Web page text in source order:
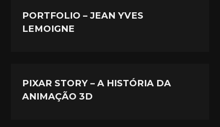
PORTFOLIO – JEAN YVES
LEMOIGNE
PIXAR STORY – A HISTÓRIA DA
ANIMAÇÃO 3D